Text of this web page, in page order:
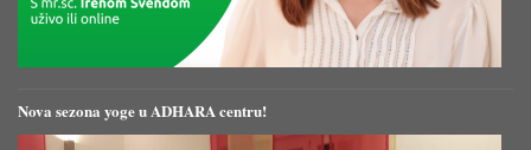
Nova sezona yoge u ADHARA centru!